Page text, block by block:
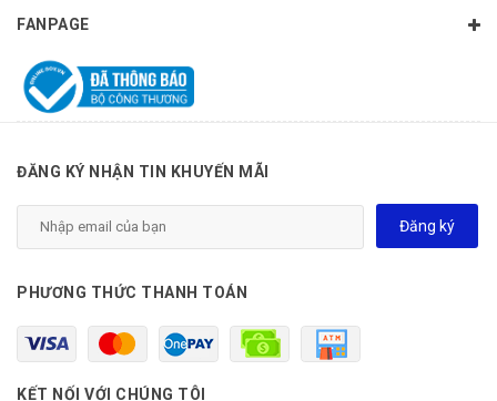
FANPAGE
ĐĂNG KÝ NHẬN TIN KHUYẾN MÃI
Đăng ký
PHƯƠNG THỨC THANH TOÁN
KẾT NỐI VỚI CHÚNG TÔI